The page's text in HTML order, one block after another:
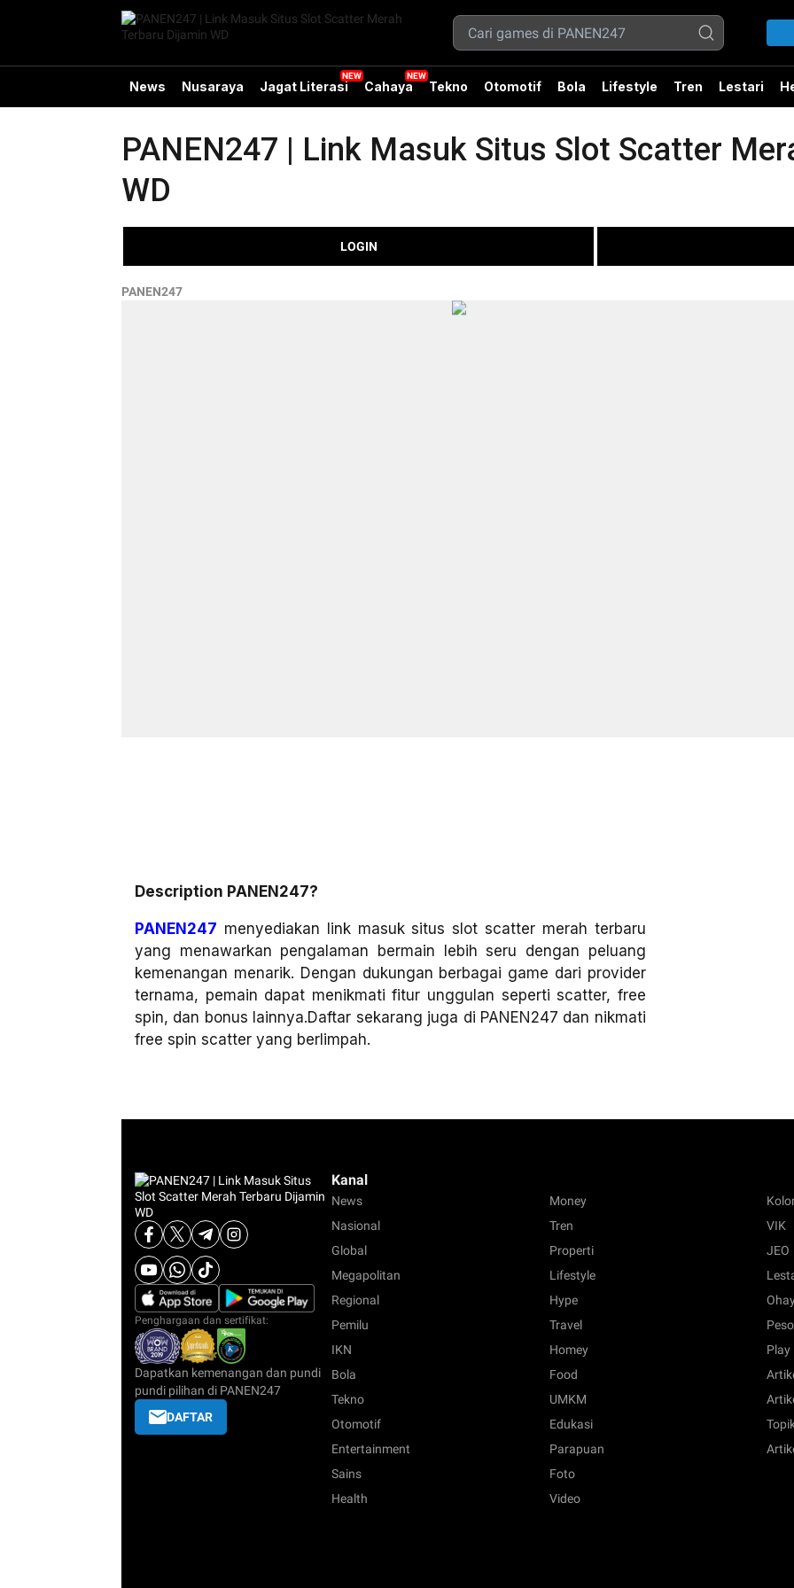
News Nusaraya Jagat Literasi Cahaya Tekno Otomotif Bola Lifestyle Tren Lestari
PANEN247 | Link Masuk Situs Slot Scatter
WD
LOGIN
PANEN247
Description PANEN247?
PANEN247 menyediakan link masuk situs slot scatter merah terbaru
yang menawarkan pengalaman bermain lebih seru dengan peluang
kemenangan menarik. Dengan dukungan berbagai game dari provider
ternama, pemain dapat menikmati fitur unggulan seperti scatter, free
spin, dan bonus lainnya.Daftar sekarang juga di PANEN247 dan nikmati
free spin scatter yang berlimpah.
Penghargaan dan sertifikat:
Dapatkan kemenangan dan pundi
pundi pilihan di PANEN247
DAFTAR
Kanal
News
Nasional
Global
Megapolitan
Regional
Pemilu
IKN
Bola
Tekno
Otomotif
Entertainment
Sains
Health
Money
Tren
Properti
Lifestyle
Hype
Travel
Homey
Food
UMKM
Edukasi
Parapuan
Foto
Video
VIK
JEO
Play